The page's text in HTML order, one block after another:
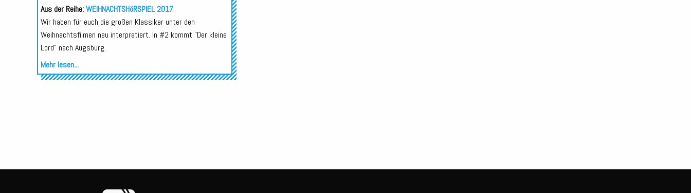
Aus der Reihe:WEIHNACHTSHöRSPIEL 2017
Wir haben für euch die großen Klassiker unter den
Weihnachtsfilmen neu interpretiert. In #2 kommt "Der kleine
Lord" nach Augsburg.
Mehr lesen...